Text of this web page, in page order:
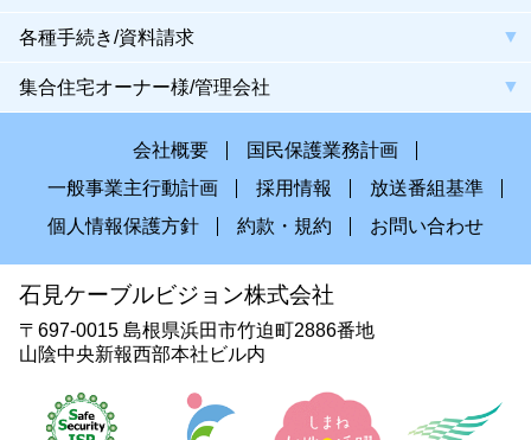
各種手続き/資料請求
集合住宅オーナー様/管理会社
会社概要
国民保護業務計画
一般事業主行動計画
採用情報
放送番組基準
個人情報保護方針
約款・規約 お問い合わせ
石見ケーブルビジョン株式会社
〒697-0015 島根県浜田市竹迫町2886番地
山陰中央新報西部本社ビル内